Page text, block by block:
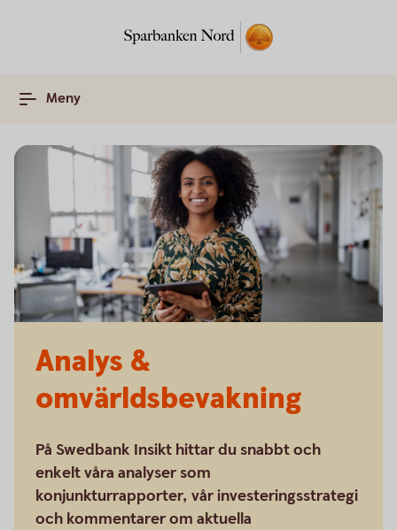
Meny
Analys &
omvärldsbevakning
På Swedbank Insikt hittar du snabbt och
enkelt våra analyser som
konjunkturrapporter, vår investeringsstrategi
och kommentarer om aktuella